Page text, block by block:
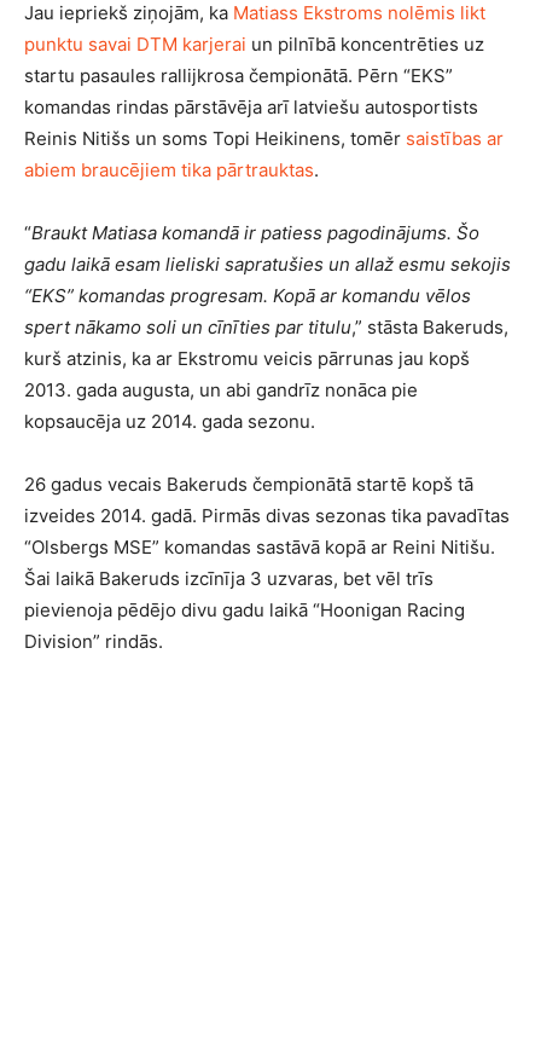
Jau iepriekš ziņojām, ka Matiass Ekstroms nolēmis likt
punktu savai DTM karjerai un pilnībā koncentrēties uz
startu pasaules rallijkrosa čempionātā. Pērn “EKS”
komandas rindas pārstāvēja arī latviešu autosportists
Reinis Nitišs un soms Topi Heikinens, tomēr saistības ar
abiem braucējiem tika pārtrauktas.
“Braukt Matiasa komandā ir patiess pagodinājums. Šo
gadu laikā esam lieliski sapratušies un allaž esmu sekojis
“EKS” komandas progresam. Kopā ar komandu vēlos
spert nākamo soli un cīnīties par titulu,” stāsta Bakeruds,
kurš atzinis, ka ar Ekstromu veicis pārrunas jau kopš
2013. gada augusta, un abi gandrīz nonāca pie
kopsaucēja uz 2014. gada sezonu.
26 gadus vecais Bakeruds čempionātā startē kopš tā
izveides 2014. gadā. Pirmās divas sezonas tika pavadītas
“Olsbergs MSE” komandas sastāvā kopā ar Reini Nitišu.
Šai laikā Bakeruds izcīnīja 3 uzvaras, bet vēl trīs
pievienoja pēdējo divu gadu laikā “Hoonigan Racing
Division” rindās.